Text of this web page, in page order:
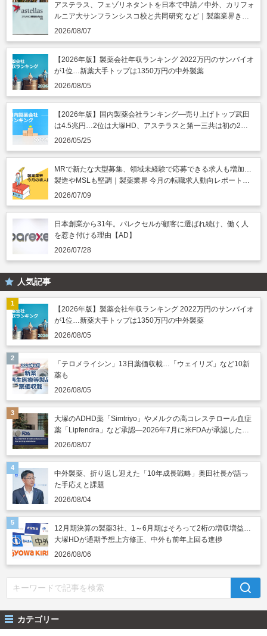
アステラス、フェゾリネタントを日本で申請／中外、カリフォ
ルニア大サンフランシスコ校と共同研究 など｜製薬業界きょ
うのニュースまとめ読み（2026年8月7日）
2026/08/07
【2026年版】製薬会社年収ランキング 2022万円のサンバイオ
が1位…新薬大手トップは1350万円の中外製薬
2026/08/05
【2026年版】国内製薬会社ランキング―売り上げトップ武田
は4.5兆円…2位は大塚HD、アステラスと第一三共は初の2兆
円突破
2026/05/25
MRで新たな大型募集、領域未経験で応募できる求人も増加…
製造やMSLも堅調｜製薬業界 今月の転職求人動向レポート
（2026年7月）
2026/07/09
日本創業から31年。パレクセルが顧客に選ばれ続け、働く人
を惹き付ける理由【AD】
2026/07/28
人気記事
【2026年版】製薬会社年収ランキング 2022万円のサンバイオ
が1位…新薬大手トップは1350万円の中外製薬
2026/08/05
「テロメライシン」13日薬価収載…「ウェイリズ」など10新
薬も
2026/08/05
大塚のADHD薬「Simtriyo」やメルクの高コレステロール血症
薬「Lipfendra」など承認―2026年7月に米FDAが承認した新
薬
2026/08/07
中外製薬、折り返し迎えた「10年成長戦略」奥田社長が語っ
た手応えと課題
2026/08/04
12月期決算の製薬3社、1～6月期はそろって2桁の増収増益…
大塚HDが通期予想上方修正、中外も前年上回る進捗
2026/08/06
カテゴリー